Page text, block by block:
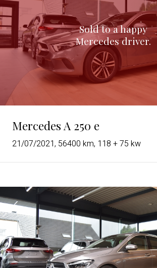
Sold to a happy
Mercedes driver.
Mercedes A 250 e
21/07/2021, 56400 km, 118 + 75 kw